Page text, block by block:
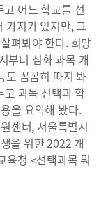
어느 학교를 선
가지가 있지만, 그
펴봐야 한다. 희망
부터 심화 과목 개
도 꼼꼼히 따져 봐
과목 선택과 학
을 요약해 봤다.
센터, 서울특별시
을 위한 2022 개
육청 <선택과목 뭐